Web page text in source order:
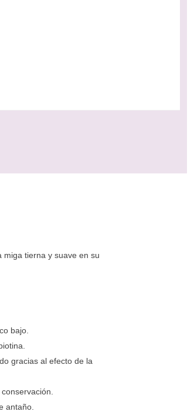
miga tierna y suave en su
bajo.
gracias al efecto de la
antaño.